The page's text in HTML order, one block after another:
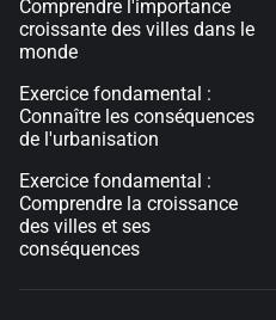
Comprendre l'importance
croissante des villes dans le
monde
Exercice fondamental :
Connaître les conséquences
de l'urbanisation
Exercice fondamental :
Comprendre la croissance
des villes et ses
conséquences